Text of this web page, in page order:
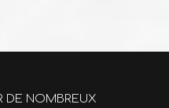
DE NOMBREUX